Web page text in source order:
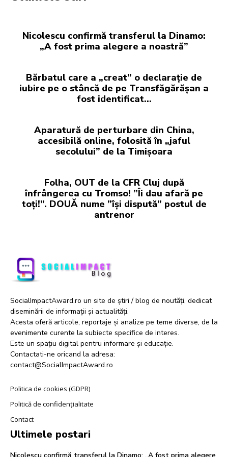
Nicolescu confirmă transferul la Dinamo:
„A fost prima alegere a noastră”
Bărbatul care a „creat” o declarație de
iubire pe o stâncă de pe Transfăgărășan a
fost identificat…
Aparatură de perturbare din China,
accesibilă online, folosită în „jaful
secolului” de la Timișoara
Folha, OUT de la CFR Cluj după
înfrângerea cu Tromso! ”Îi dau afară pe
toți!”. DOUĂ nume ”își dispută” postul de
antrenor
SocialImpactAward.ro un site de știri / blog de noutăți, dedicat
diseminării de informații și actualități.
Acesta oferă articole, reportaje și analize pe teme diverse, de la
evenimente curente la subiecte specifice de interes.
Este un spațiu digital pentru informare și educație.
Contactati-ne oricand la adresa:
contact@SocialImpactAward.ro
Politica de cookies (GDPR)
Politică de confidențialitate
Contact
Ultimele postari